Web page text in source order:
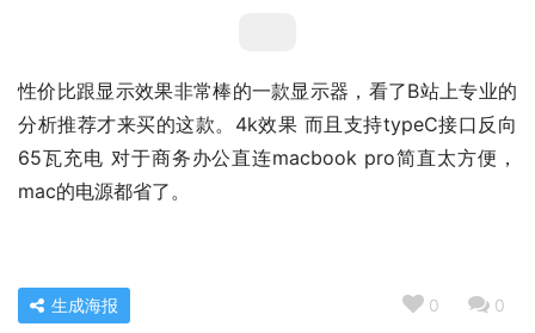
性价比跟显示效果非常棒的一款显示器，看了B站上专业的
分析推荐才来买的这款。4k效果 而且支持typeC接口反向
65瓦充电 对于商务办公直连macbook pro简直太方便，
mac的电源都省了。
0 0
生成海报